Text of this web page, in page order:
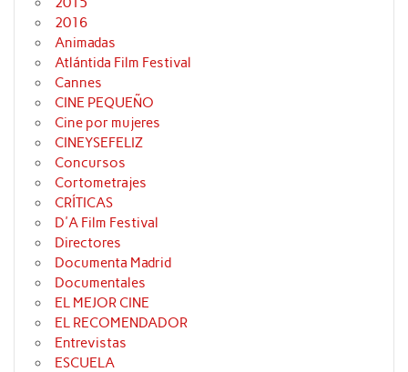
2016
Animadas
Atlántida Film Festival
Cannes
CINE PEQUEÑO
Cine por mujeres
CINEYSEFELIZ
Concursos
Cortometrajes
CRÍTICAS
D'A Film Festival
Directores
Documenta Madrid
Documentales
EL MEJOR CINE
EL RECOMENDADOR
Entrevistas
ESCUELA